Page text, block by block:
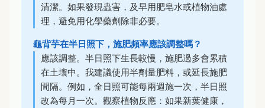
清潔。如果發現蟲害，及早用肥皂水或植物油處
理，避免用化學藥劑除非必要。
龜背芋在半日照下，施肥頻率應該調整嗎？
應該調整。半日照下生長較慢，施肥過多會累積
在土壤中。我建議使用半劑量肥料，或延長施肥
間隔。例如，全日照可能每兩週施一次，半日照
改為每月一次。觀察植物反應：如果新葉健康，